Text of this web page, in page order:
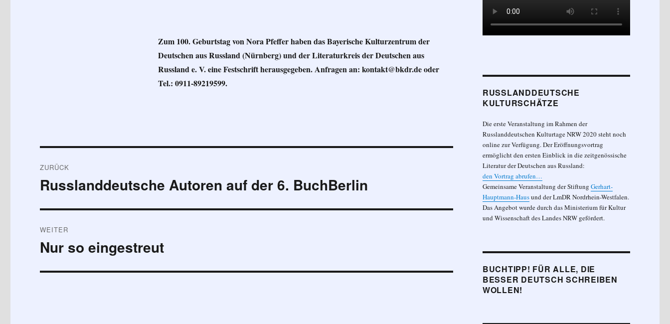
Zum 100. Geburtstag von Nora Pfeffer haben das Bayerische Kulturzentrum der
Deutschen aus Russland (Nürnberg) und der Literaturkreis der Deutschen aus
Russland e. V. eine Festschrift herausgegeben. Anfragen an: kontakt@bkdr.de oder
Tel.: 0911-89219599.
ZURÜCK
Vorheriger
Russlanddeutsche Autoren auf der 6. BuchBerlin
WEITER
Nächster
Nur so eingestreut
RUSSLANDDEUTSCHE
KULTURSCHÄTZE
Die erste Veranstaltung im Rahmen der
Russlanddeutschen Kulturtage NRW 2020 steht noch
online zur Verfügung. Der Eröffnungsvortrag
ermöglicht den ersten Einblick in die zeitgenössische
Literatur der Deutschen aus Russland:
den Vortrag abrufen…
Gemeinsame Veranstaltung der Stiftung Gerhart-
Hauptmann-Hausund der LmDR Nordrhein-Westfalen.
Das Angebot wurde durch das Ministerium für Kultur
und Wissenschaft des Landes NRW gefördert.
BUCHTIPP! FÜR ALLE, DIE
BESSER DEUTSCH SCHREIBEN
WOLLEN!